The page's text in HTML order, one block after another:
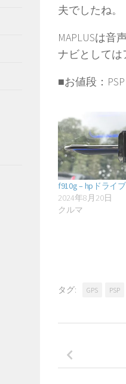
夫でしたね。
MAPLUSは音
ナビとしては
■お値段：PSP
f910g – hpドライ
2024年8月20日
クルマ
タグ: GPS PSP